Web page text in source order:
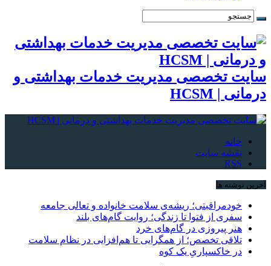
سایت تخصصی مدیریت خدمات بهداشتی و
درمانی | HCSM
خانه
نقشه سایت
RSS
آخرین نوشته ها
خودمراقبتی؛ ریشه‌ی سلامت خانواده و تعالی جامعه
سفری از فتوا تا زندگی؛ روایت گام‌های بلند
هنر پیروزی در گام‌های خرد
تلاقی تخصص؛ از همگرایی تا هم‌افزایی در نظام سلامت
در خاکسپاریِ یک کوه